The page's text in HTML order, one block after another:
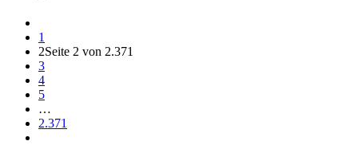
1
2Seite 2 von 2.371
3
4
5
…
2.371